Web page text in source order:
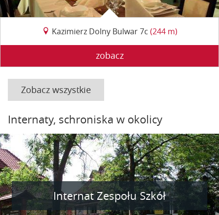
Kazimierz Dolny Bulwar 7c (244 m)
zobacz
Zobacz wszystkie
Internaty, schroniska w okolicy
Internat Zespołu Szkół